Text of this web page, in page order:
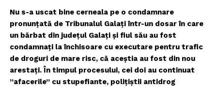
Nu s-a uscat bine cerneala pe o condamnare
pronunțată de Tribunalul Galați într-un dosar în care
un bărbat din județul Galați și fiul său au fost
condamnați la închisoare cu executare pentru trafic
de droguri de mare risc, că aceștia au fost din nou
arestați. În timpul procesului, cei doi au continuat
”afacerile” cu stupefiante, polițiștii antidrog